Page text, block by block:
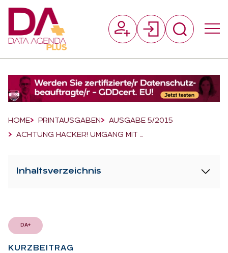
Breadcrumb-Navigation
HOME PRINTAUSGABEN
AUSGABE 5/2015
ACHTUNG HACKER! UMGANG MIT …
Inhaltsverzeichnis
DA+
KURZ­BEI­TRAG